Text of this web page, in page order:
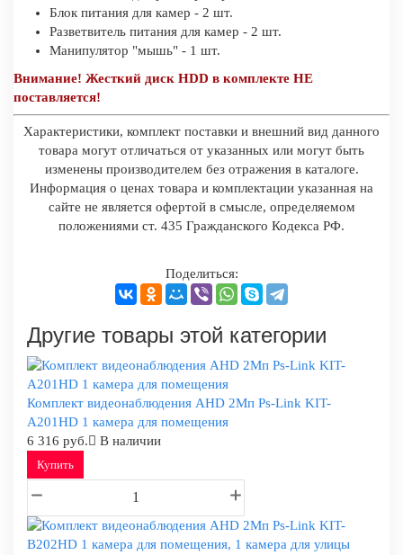
Блок питания для камер - 2 шт.
Разветвитель питания для камер - 2 шт.
Манипулятор "мышь" - 1 шт.
Внимание! Жесткий диск HDD в комплекте НЕ
поставляется!
Характеристики, комплект поставки и внешний вид данного
товара могут отличаться от указанных или могут быть
изменены производителем без отражения в каталоге.
Информация о ценах товара и комплектации указанная на
сайте не является офертой в смысле, определяемом
положениями ст. 435 Гражданского Кодекса РФ.
Поделиться:
Другие товары этой категории
Комплект видеонаблюдения AHD 2Мп Ps-Link KIT-
A201HD 1 камера для помещения
6 316 руб.
В наличии
Купить